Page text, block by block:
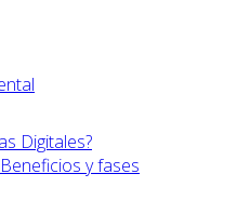
Digitales?
y fases